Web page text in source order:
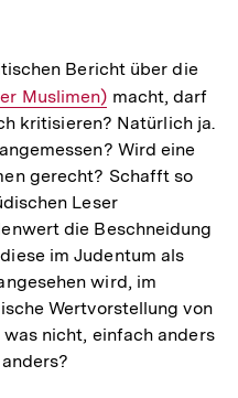
Bericht über die
Link:
Muslimen) macht, darf
kritisieren? Natürlich ja.
Wird eine
gerecht? Schafft so
Leser
die Beschneidung
im Judentum als
wird, im
Wertvorstellung von
nicht, einfach anders